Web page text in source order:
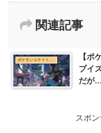
関連記事
ポケモンユナイトまとめ
【ポ
ブイ
だが
スポ